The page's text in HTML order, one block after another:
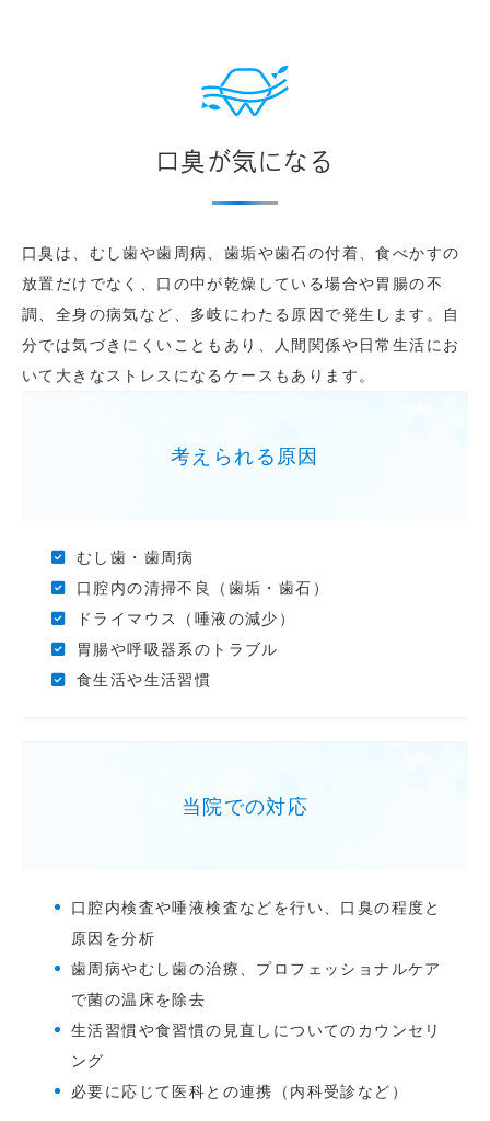
口臭が気になる
口臭は、むし歯や歯周病、歯垢や歯石の付着、食べかすの
放置だけでなく、口の中が乾燥している場合や胃腸の不
調、全身の病気など、多岐にわたる原因で発生します。自
分では気づきにくいこともあり、人間関係や日常生活にお
いて大きなストレスになるケースもあります。
考えられる原因
むし歯・歯周病
口腔内の清掃不良（歯垢・歯石）
ドライマウス（唾液の減少）
胃腸や呼吸器系のトラブル
食生活や生活習慣
当院での対応
口腔内検査や唾液検査などを行い、口臭の程度と
原因を分析
歯周病やむし歯の治療、プロフェッショナルケア
で菌の温床を除去
生活習慣や食習慣の見直しについてのカウンセリ
ング
必要に応じて医科との連携（内科受診など）